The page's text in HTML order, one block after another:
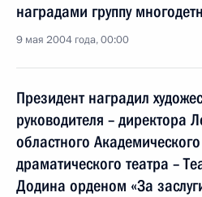
наградами группу
9 мая 2004 года, 00:00
Президент наградил
руководителя – директора
областного
драматического театра –
Додина орденом «За